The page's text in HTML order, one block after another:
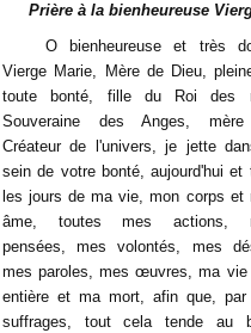
Prière à la bienheureuse
O bienheureuse et très
Vierge Marie, Mère de Dieu,
toute bonté, fille du Roi des
Souveraine des Anges,
Créateur de l'univers, je jette
sein de votre bonté, aujourd'hui et
les jours de ma vie, mon corps et
âme, toutes mes actions,
pensées, mes volontés, mes
mes paroles, mes œuvres, ma vie
entière et ma mort, afin que, par
suffrages, tout cela tende au